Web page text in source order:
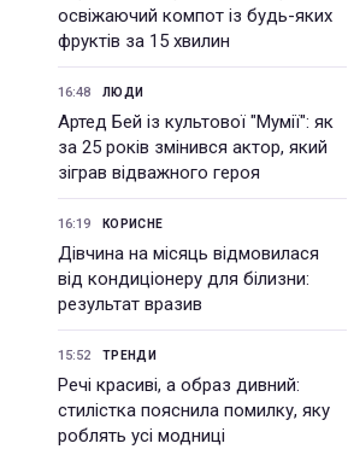
освіжаючий компот із будь-яких
фруктів за 15 хвилин
16:48 ЛЮДИ
Артед Бей із культової "Мумії": як
за 25 років змінився актор, який
зіграв відважного героя
16:19 КОРИСНЕ
Дівчина на місяць відмовилася
від кондиціонеру для білизни:
результат вразив
15:52 ТРЕНДИ
Речі красиві, а образ дивний:
стилістка пояснила помилку, яку
роблять усі модниці